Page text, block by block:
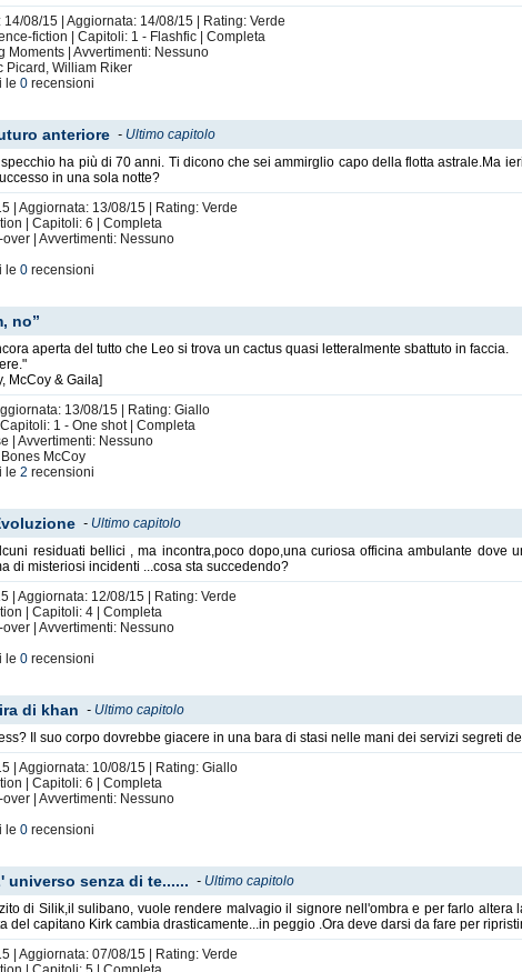
14/08/15 | Aggiornata: 14/08/15 | Rating: Verde
fiction | Capitoli: 1 - Flashfic | Completa
Moments | Avvertimenti: Nessuno
Picard, William Riker
le0 recensioni
anteriore - Ultimo capitolo
ha più di 70 anni. Ti dicono che sei ammirglio capo della flotta astrale.Ma
in una sola notte?
| Aggiornata: 13/08/15 | Rating: Verde
| Capitoli: 6 | Completa
| Avvertimenti: Nessuno
le0 recensioni
no”
aperta del tutto che Leo si trova un cactus quasi letteralmente sbattuto in faccia.
McCoy & Gaila]
13/08/15 | Rating: Giallo
1 - One shot | Completa
| Avvertimenti: Nessuno
McCoy
le2 recensioni
- Ultimo capitolo
residuati bellici , ma incontra,poco dopo,una curiosa officina ambulante dove
di misteriosi incidenti ...cosa sta succedendo?
| Aggiornata: 12/08/15 | Rating: Verde
| Capitoli: 4 | Completa
| Avvertimenti: Nessuno
le0 recensioni
di khan - Ultimo capitolo
Il suo corpo dovrebbe giacere in una bara di stasi nelle mani dei servizi segreti
| Aggiornata: 10/08/15 | Rating: Giallo
| Capitoli: 6 | Completa
| Avvertimenti: Nessuno
le0 recensioni
universo senza di te...... - Ultimo capitolo
di Silik,il sulibano, vuole rendere malvagio il signore nell'ombra e per farlo
del capitano Kirk cambia drasticamente...in peggio .Ora deve darsi da fare per
| Aggiornata: 07/08/15 | Rating: Verde